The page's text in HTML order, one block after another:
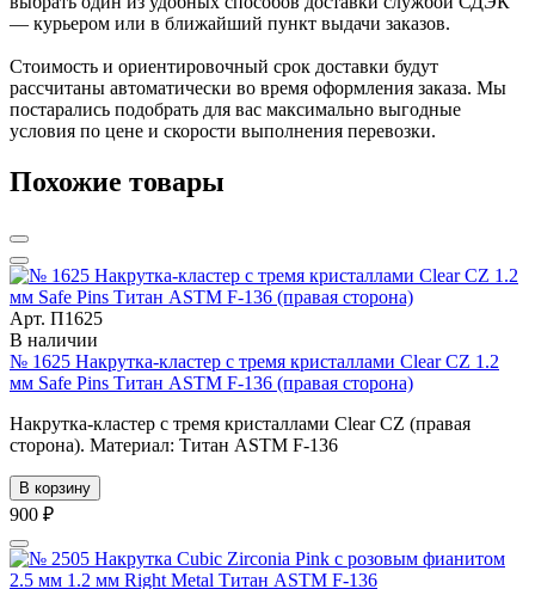
— курьером или в ближайший пункт выдачи заказов.
Стоимость и ориентировочный срок доставки будут
рассчитаны автоматически во время оформления заказа. Мы
постарались подобрать для вас максимально выгодные
условия по цене и скорости выполнения перевозки.
Похожие товары
Арт. П1625
В наличии
№ 1625 Накрутка-кластер с тремя кристаллами Clear CZ 1.2
мм Safe Pins Титан ASTM F-136 (правая сторона)
Накрутка-кластер с тремя кристаллами Clear CZ (правая
сторона). Материал: Титан ASTM F-136
В корзину
900 ₽